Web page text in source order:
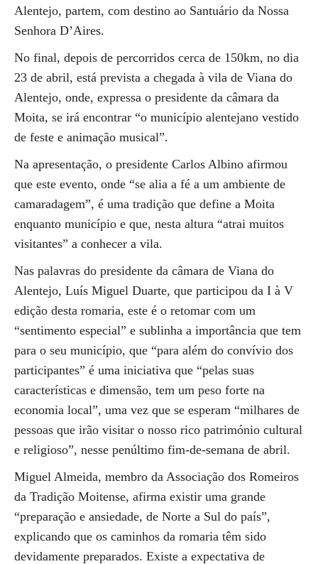
Alentejo, partem, com destino ao Santuário da Nossa
Senhora D’Aires.
No final, depois de percorridos cerca de 150km, no dia
23 de abril, está prevista a chegada à vila de Viana do
Alentejo, onde, expressa o presidente da câmara da
Moita, se irá encontrar “o município alentejano vestido
de feste e animação musical”.
Na apresentação, o presidente Carlos Albino afirmou
que este evento, onde “se alia a fé a um ambiente de
camaradagem”, é uma tradição que define a Moita
enquanto município e que, nesta altura “atrai muitos
visitantes” a conhecer a vila.
Nas palavras do presidente da câmara de Viana do
Alentejo, Luís Miguel Duarte, que participou da I à V
edição desta romaria, este é o retomar com um
“sentimento especial” e sublinha a importância que tem
para o seu município, que “para além do convívio dos
participantes” é uma iniciativa que “pelas suas
características e dimensão, tem um peso forte na
economia local”, uma vez que se esperam “milhares de
pessoas que irão visitar o nosso rico património cultural
e religioso”, nesse penúltimo fim-de-semana de abril.
Miguel Almeida, membro da Associação dos Romeiros
da Tradição Moitense, afirma existir uma grande
“preparação e ansiedade, de Norte a Sul do país”,
explicando que os caminhos da romaria têm sido
devidamente preparados. Existe a expectativa de